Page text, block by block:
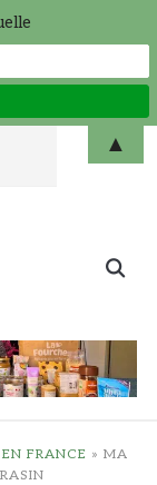
Search
FRANCE » MA
▲